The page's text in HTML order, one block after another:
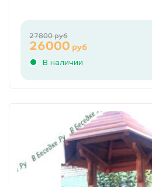
В наличии
26000 руб
27800 руб